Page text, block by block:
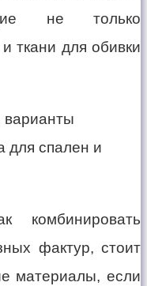
не только
ткани для обивки
комбинировать
фактур, стоит
материалы, если